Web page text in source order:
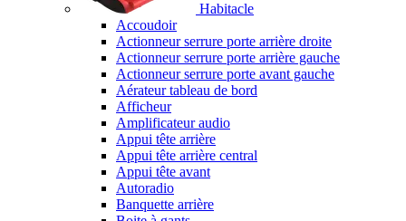
Habitacle
Accoudoir
Actionneur serrure porte arrière droite
Actionneur serrure porte arrière gauche
Actionneur serrure porte avant gauche
Aérateur tableau de bord
Afficheur
Amplificateur audio
Appui tête arrière
Appui tête arrière central
Appui tête avant
Autoradio
Banquette arrière